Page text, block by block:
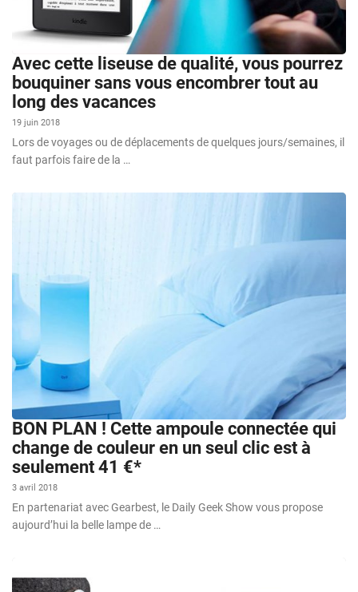
Avec cette liseuse de qualité, vous pourrez
bouquiner sans vous encombrer tout au
long des vacances
19 juin 2018
Lors de voyages ou de déplacements de quelques jours/semaines, il
faut parfois faire de la …
BON PLAN ! Cette ampoule connectée qui
change de couleur en un seul clic est à
seulement 41 €*
3 avril 2018
En partenariat avec Gearbest, le Daily Geek Show vous propose
aujourd’hui la belle lampe de …